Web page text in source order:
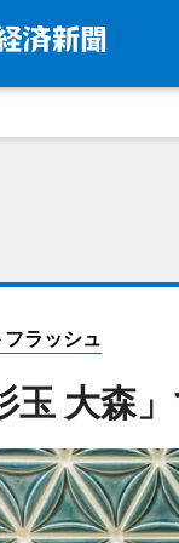
フラッシュ
玉 大森